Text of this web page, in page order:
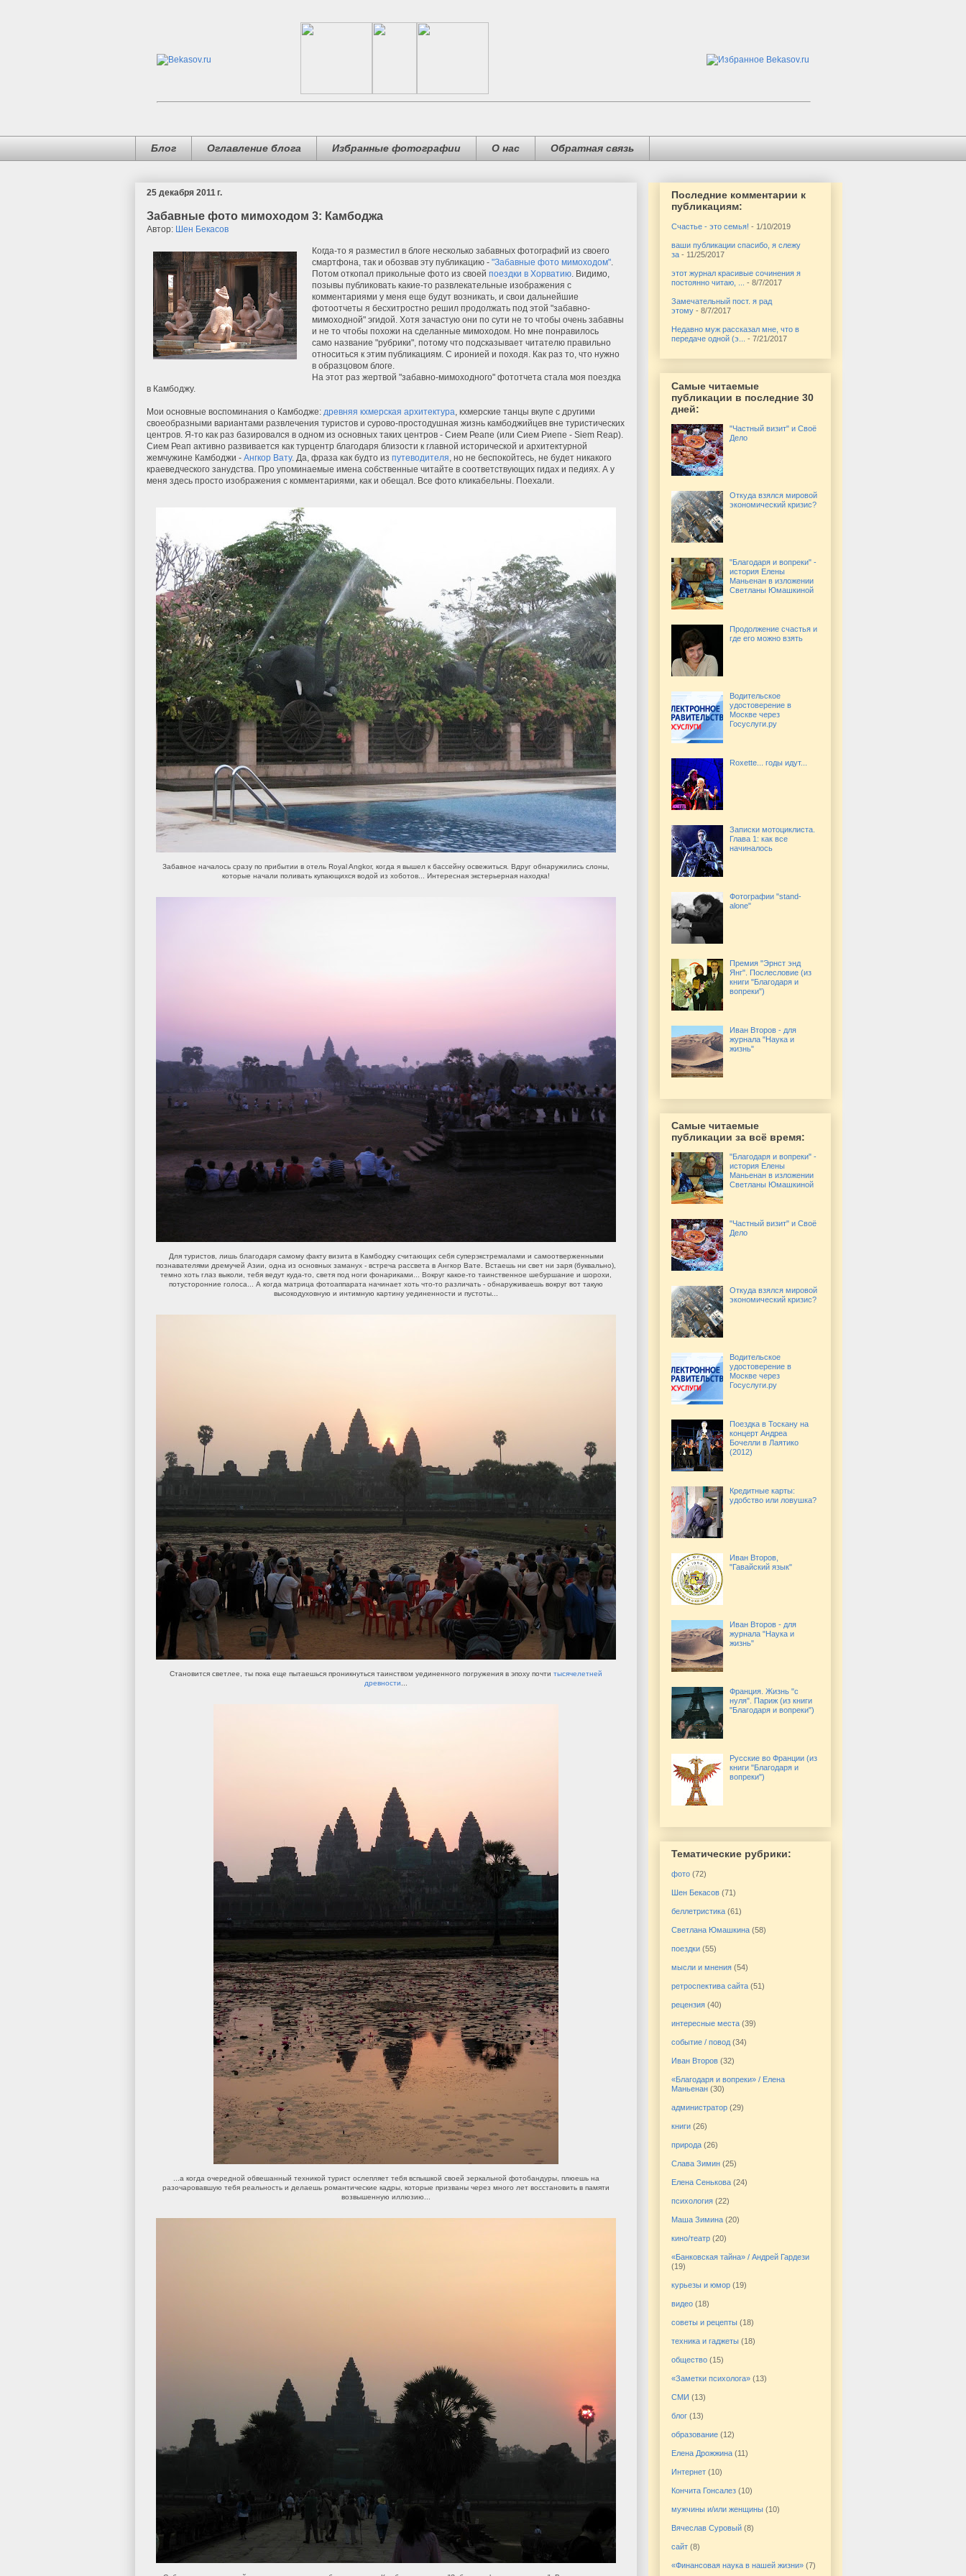
Блог Оглавление блога Избранные фотографии О нас Обратная связь
25 декабря 2011 г.
Забавные фото мимоходом 3: Камбоджа
Автор: Шен Бекасов
Когда-то я разместил в блоге несколько забавных фотографий из своего
смартфона, так и обозвав эту публикацию - "Забавные фото мимоходом"
Потом откопал прикольные фото из своей поездки в Хорватию . Видимо,
позывы публиковать какие-то развлекательные изображения с
комментариями у меня еще будут возникать, и свои дальнейшие
фотоотчеты я бесхитростно решил продолжать под этой "забавно-
мимоходной" эгидой. Хотя зачастую они по сути не то чтобы очень забавны
и не то чтобы похожи на сделанные мимоходом. Но мне понравилось
само название "рубрики", потому что подсказывает читателю правильно
относиться к этим публикациям. С иронией и походя. Как раз то, что нужно
в образцовом блоге.
На этот раз жертвой "забавно-мимоходного" фототчета стала моя поездка
в Камбоджу.
Мои основные воспоминания о Камбодже: древняя кхмерская архитектура , кхмерские танцы вкупе с другими
своеобразными вариантами развлечения туристов и сурово-простодушная жизнь камбоджийцев вне туристических
центров. Я-то как раз базировался в одном из основных таких центров - Сием Реапе (или Сием Риепе - Siem Reap).
Сием Реап активно развивается как турцентр благодаря близости к главной исторической и архитектурной
жемчужине Камбоджи - Ангкор Вату. Да, фраза как будто из путеводителя , но не беспокойтесь, не будет никакого
краеведческого занудства. Про упоминаемые имена собственные читайте в соответствующих гидах и педиях. А у
меня здесь просто изображения с комментариями, как и обещал. Все фото кликабельны. Поехали.
Забавное началось сразу по прибытии в отель Royal Angkor, когда я вышел к бассейну освежиться. Вдруг обнаружились слоны,
которые начали поливать купающихся водой из хоботов... Интересная экстерьерная находка!
Для туристов, лишь благодаря самому факту визита в Камбоджу считающих себя суперэкстремалами и самоотверженными
познавателями дремучей Азии, одна из основных заманух - встреча рассвета в Ангкор Вате. Встаешь ни свет ни заря (буквально),
темно хоть глаз выколи, тебя ведут куда-то, светя под ноги фонариками... Вокруг какое-то таинственное шебуршание и шорохи,
потусторонние голоса... А когда матрица фотоаппарата начинает хоть что-то различать - обнаруживаешь вокруг вот такую
высокодуховную и интимную картину уединенности и пустоты...
Становится светлее, ты пока еще пытаешься проникнуться таинством уединенного погружения в эпоху почти тысячелетней
древности
...а когда очередной обвешанный техникой турист ослепляет тебя вспышкой своей зеркальной фотобандуры, плюешь на
разочаровавшую тебя реальность и делаешь романтические кадры, которые призваны через много лет восстановить в памяти
возвышенную иллюзию...
Последние комментарии к
публикациям:
Счастье - это семья! - 1/10/2019
ваши публикации спасибо, я слежу
за - 11/25/2017
этот журнал красивые сочинения я
постоянно читаю, ...
- 8/7/2017
Замечательный пост. я рад
этому - 8/7/2017
Недавно муж рассказал мне, что в
передаче одной (э...
- 7/21/2017
Самые читаемые
публикации в последние 30
дней:
"Частный визит" и Своё
Дело
Откуда взялся мировой
экономический кризис?
"Благодаря и вопреки" -
история Елены
Маньенан в изложении
Светланы Юмашкиной
Продолжение счастья и
где его можно взять
Водительское
удостоверение в
Москве через
Госуслуги.ру
Roxette... годы идут...
Записки мотоциклиста.
Глава 1: как все
начиналось
Фотографии "stand-
alone"
Премия "Эрнст энд
Янг". Послесловие (из
книги "Благодаря и
вопреки")
Иван Второв - для
журнала "Наука и
жизнь"
Самые читаемые
публикации за всё время:
"Благодаря и вопреки" -
история Елены
Маньенан в изложении
Светланы Юмашкиной
"Частный визит" и Своё
Дело
Откуда взялся мировой
экономический кризис?
Водительское
удостоверение в
Москве через
Госуслуги.ру
Поездка в Тоскану на
концерт Андреа
Бочелли в Лаятико
(2012)
Кредитные карты:
удобство или ловушка?
Иван Второв,
"Гавайский язык"
Иван Второв - для
журнала "Наука и
жизнь"
Франция. Жизнь "с
нуля". Париж (из книги
"Благодаря и вопреки")
Русские во Франции (из
книги "Благодаря и
вопреки")
Тематические рубрики:
фото (72)
Шен Бекасов (71)
беллетристика (61)
Светлана Юмашкина (58)
поездки (55)
мысли и мнения (54)
ретроспектива сайта (51)
рецензия (40)
интересные места (39)
событие / повод (34)
Иван Второв (32)
«Благодаря и вопреки» / Елена
Маньенан (30)
администратор (29)
книги (26)
природа (26)
Слава Зимин (25)
Елена Сенькова (24)
психология (22)
Маша Зимина (20)
кино/театр (20)
«Банковская тайна» / Андрей Гардези
(19)
курьезы и юмор (19)
видео (18)
советы и рецепты (18)
техника и гаджеты (18)
общество (15)
«Заметки психолога» (13)
СМИ (13)
блог (13)
образование (12)
Елена Дрожжина (11)
Интернет (10)
Кончита Гонсалез (10)
мужчины и/или женщины (10)
Вячеслав Суровый (8)
сайт (8)
«Финансовая наука в нашей жизни» (7)